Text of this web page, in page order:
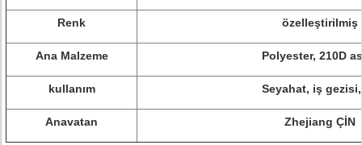
Renk özelleştirilmiş
Ana Malzeme Polyester, 210D
kullanım Seyahat, iş
Anavatan Zhejiang ÇİN